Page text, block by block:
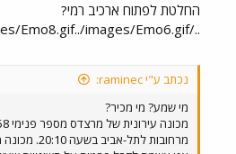
החלטת לפתוח ארכיב רמי?
../images/Emo8.gif../images/Emo6.gif
נכתב ע"י raminec:
מי שמע? מי מכיר?
מרחובות